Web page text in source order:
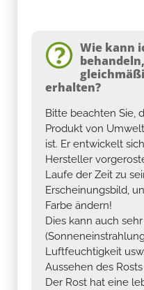
Wie kann
erhalten?
Bitte beachten Sie,
Produkt von
ist. Er entwickelt
Hersteller
Laufe der Zeit zu
Erscheinungsbild,
Farbe ändern!
Dies kann auch
Luftfeuchtigkeit
Aussehen des
Der Rost hat eine